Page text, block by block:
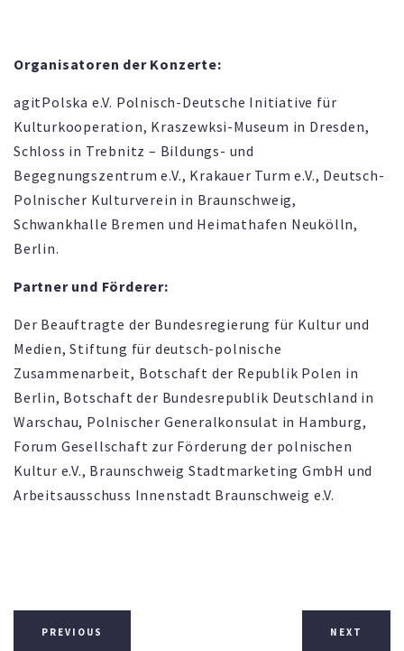
Organisatoren der Konzerte:
agitPolska e.V. Polnisch-Deutsche Initiative für
Kulturkooperation, Kraszewksi-Museum in Dresden,
Schloss in Trebnitz – Bildungs- und
Begegnungszentrum e.V., Krakauer Turm e.V., Deutsch-
Polnischer Kulturverein in Braunschweig,
Schwankhalle Bremen und Heimathafen Neukölln,
Berlin.
Partner und Förderer:
Der Beauftragte der Bundesregierung für Kultur und
Medien, Stiftung für deutsch-polnische
Zusammenarbeit, Botschaft der Republik Polen in
Berlin, Botschaft der Bundesrepublik Deutschland in
Warschau, Polnischer Generalkonsulat in Hamburg,
Forum Gesellschaft zur Förderung der polnischen
Kultur e.V., Braunschweig Stadtmarketing GmbH und
Arbeitsausschuss Innenstadt Braunschweig e.V.
PREVIOUS NEXT